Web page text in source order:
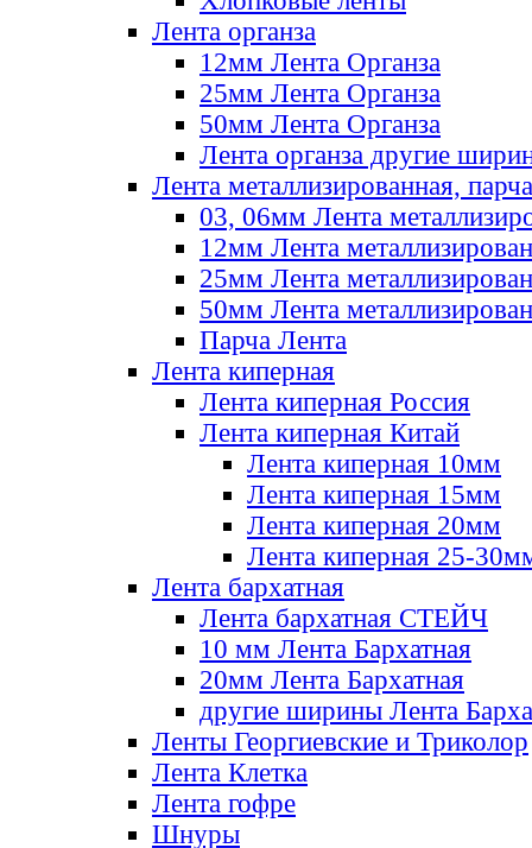
Лента органза
12мм Лента Органза
25мм Лента Органза
50мм Лента Органза
Лента органза другие
Лента металлизированная, парча
03, 06мм Лента
12мм Лента
25мм Лента
50мм Лента
Парча Лента
Лента киперная
Лента киперная Россия
Лента киперная Китай
Лента киперная 10мм
Лента киперная 15мм
Лента киперная 20мм
Лента киперная 25-
Лента бархатная
Лента бархатная СТЕЙЧ
10 мм Лента Бархатная
20мм Лента Бархатная
другие ширины Лента
Ленты Георгиевские и Триколор
Лента Клетка
Лента гофре
Шнуры